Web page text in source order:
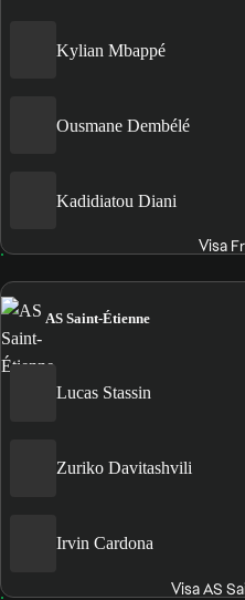
Kylian Mbappé
Ousmane Dembélé
Kadidiatou Diani
Visa
AS Saint-Étienne
Lucas Stassin
Zuriko Davitashvili
Irvin Cardona
Visa AS